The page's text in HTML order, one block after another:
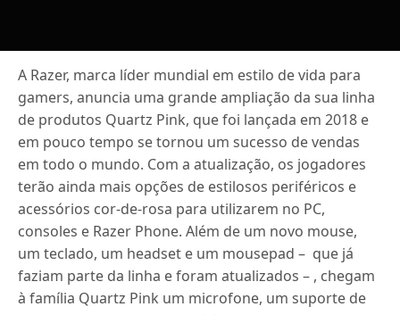
A Razer, marca líder mundial em estilo de vida para
gamers, anuncia uma grande ampliação da sua linha
de produtos Quartz Pink, que foi lançada em 2018 e
em pouco tempo se tornou um sucesso de vendas
em todo o mundo. Com a atualização, os jogadores
terão ainda mais opções de estilosos periféricos e
acessórios cor-de-rosa para utilizarem no PC,
consoles e Razer Phone. Além de um novo mouse,
um teclado, um headset e um mousepad – que já
faziam parte da linha e foram atualizados – , chegam
à família Quartz Pink um microfone, um suporte de